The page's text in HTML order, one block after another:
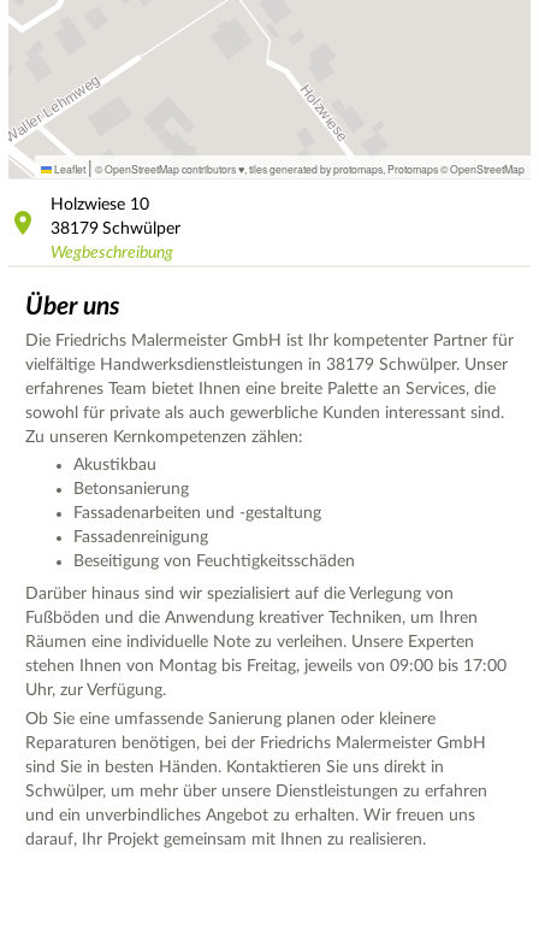
Leaflet | © OpenStreetMap contributors ♥, tiles generated by protomaps Protomaps©OpenStreetMap
Holzwiese 10
38179 Schwülper
Wegbeschreibung
Über uns
Die Friedrichs Malermeister GmbH ist Ihr kompetenter Partner für
vielfältige Handwerksdienstleistungen in 38179 Schwülper. Unser
erfahrenes Team bietet Ihnen eine breite Palette an Services, die
sowohl für private als auch gewerbliche Kunden interessant sind.
Zu unseren Kernkompetenzen zählen:
Akustikbau
Betonsanierung
Fassadenarbeiten und -gestaltung
Fassadenreinigung
Beseitigung von Feuchtigkeitsschäden
Darüber hinaus sind wir spezialisiert auf die Verlegung von
Fußböden und die Anwendung kreativer Techniken, um Ihren
Räumen eine individuelle Note zu verleihen. Unsere Experten
stehen Ihnen von Montag bis Freitag, jeweils von 09:00 bis 17:00
Uhr, zur Verfügung.
Ob Sie eine umfassende Sanierung planen oder kleinere
Reparaturen benötigen, bei der Friedrichs Malermeister GmbH
sind Sie in besten Händen. Kontaktieren Sie uns direkt in
Schwülper, um mehr über unsere Dienstleistungen zu erfahren
und ein unverbindliches Angebot zu erhalten. Wir freuen uns
darauf, Ihr Projekt gemeinsam mit Ihnen zu realisieren.